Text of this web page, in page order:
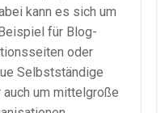
kann es sich um
für Blog-
oder
Selbstständige
um mittelgroße